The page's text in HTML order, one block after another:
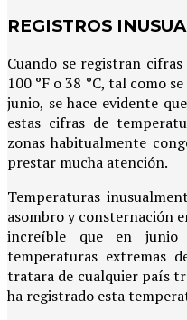
REGISTROS
Cuando se registran
100 °F o 38 °C, tal como
junio, se hace evidente
estas cifras de
zonas habitualmente
prestar mucha atención.
Temperaturas
asombro y consternación
increíble que en junio
temperaturas extremas
tratara de cualquier país
ha registrado esta